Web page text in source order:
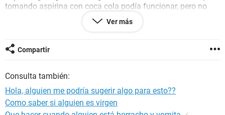
tomando aspirina con coca cola podía funcionar, pero no
tengo nunguna señal de periodo. El día de hoy me llegó un
poco de fluido marrón, pero después al volver al baño no me
estamos preocupados, él está seguro de que no se vino
además la parte más agitada la hicimos con condón.
También tengo una pregunta: La masturbación puede
ayudar que baje el periodo?. Espero una respuesta.
Ver más
Compartir
Consulta también:
Hola, alguien me podría sugerir algo para esto??
Como saber si alguien es virgen